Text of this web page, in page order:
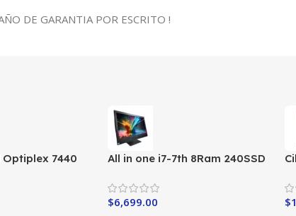
DE GARANTIA POR ESCRITO !
Optiplex 7440
All in one i7-7th 8Ram 240SSD
$6,699.00 $